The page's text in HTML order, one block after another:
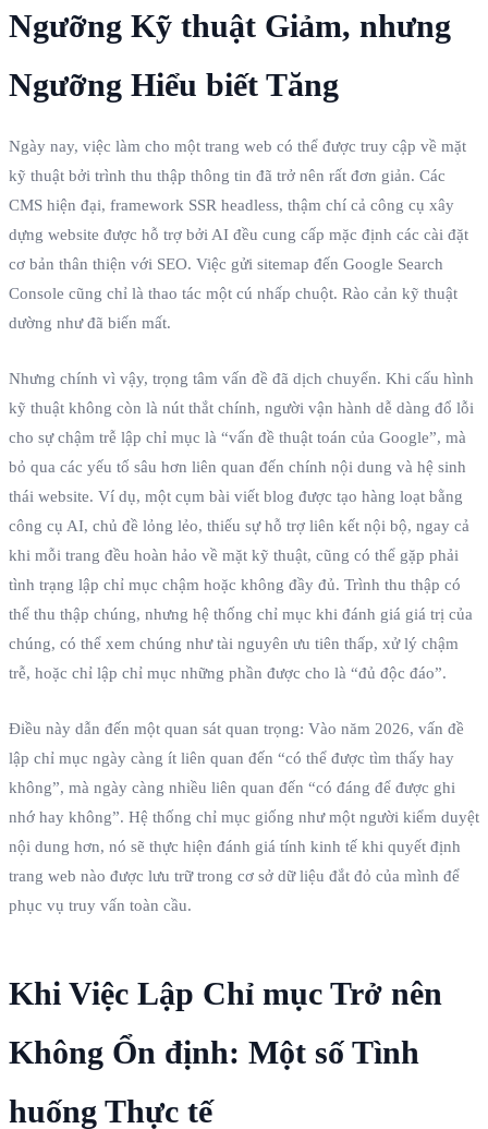
Ngưỡng Kỹ thuật Giảm, nhưng
Ngưỡng Hiểu biết Tăng
Ngày nay, việc làm cho một trang web có thể được truy cập về mặt
kỹ thuật bởi trình thu thập thông tin đã trở nên rất đơn giản. Các
CMS hiện đại, framework SSR headless, thậm chí cả công cụ xây
dựng website được hỗ trợ bởi AI đều cung cấp mặc định các cài đặt
cơ bản thân thiện với SEO. Việc gửi sitemap đến Google Search
Console cũng chỉ là thao tác một cú nhấp chuột. Rào cản kỹ thuật
dường như đã biến mất.
Nhưng chính vì vậy, trọng tâm vấn đề đã dịch chuyển. Khi cấu hình
kỹ thuật không còn là nút thắt chính, người vận hành dễ dàng đổ lỗi
cho sự chậm trễ lập chỉ mục là “vấn đề thuật toán của Google”, mà
bỏ qua các yếu tố sâu hơn liên quan đến chính nội dung và hệ sinh
thái website. Ví dụ, một cụm bài viết blog được tạo hàng loạt bằng
công cụ AI, chủ đề lỏng lẻo, thiếu sự hỗ trợ liên kết nội bộ, ngay cả
khi mỗi trang đều hoàn hảo về mặt kỹ thuật, cũng có thể gặp phải
tình trạng lập chỉ mục chậm hoặc không đầy đủ. Trình thu thập có
thể thu thập chúng, nhưng hệ thống chỉ mục khi đánh giá giá trị của
chúng, có thể xem chúng như tài nguyên ưu tiên thấp, xử lý chậm
trễ, hoặc chỉ lập chỉ mục những phần được cho là “đủ độc đáo”.
Điều này dẫn đến một quan sát quan trọng: Vào năm 2026, vấn đề
lập chỉ mục ngày càng ít liên quan đến “có thể được tìm thấy hay
không”, mà ngày càng nhiều liên quan đến “có đáng để được ghi
nhớ hay không”. Hệ thống chỉ mục giống như một người kiểm duyệt
nội dung hơn, nó sẽ thực hiện đánh giá tính kinh tế khi quyết định
trang web nào được lưu trữ trong cơ sở dữ liệu đắt đỏ của mình để
phục vụ truy vấn toàn cầu.
Khi Việc Lập Chỉ mục Trở nên
Không Ổn định: Một số Tình
huống Thực tế